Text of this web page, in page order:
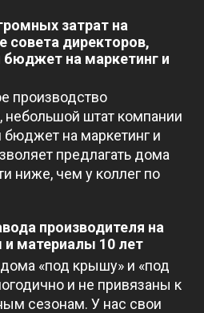
затрат на
совета директоров,
на маркетинг и
производство
небольшой штат компании
на маркетинг и
предлагать дома
ниже, чем у коллег по
производителя на
и материалы 10 лет
«под крышу» и «под
и не привязаны к
сезонам. У нас свои